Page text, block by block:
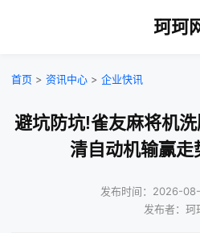
珂珂
首页 > 资讯中心 > 企业快讯
避坑防坑!雀友麻将机
清自动机输赢
发布时间：2026-
发布者：珂